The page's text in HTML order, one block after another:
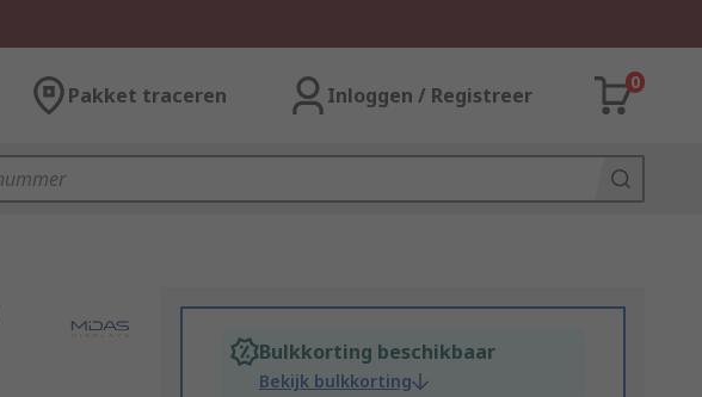
Pakket traceren Inloggen / Registreer
0
Bulkkorting beschikbaar
Bekijk bulkkorting